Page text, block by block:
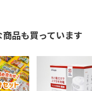
品も買っています